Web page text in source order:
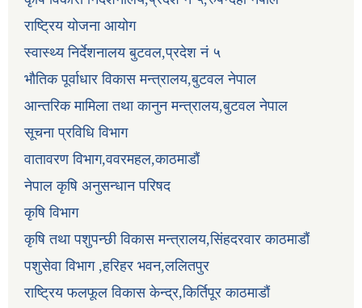
राष्ट्रिय योजना आयोग
स्वास्थ्य निर्देशनालय बुटवल,प्रदेश नं ५
भौतिक पूर्वाधार विकास मन्त्रालय,बुटवल नेपाल
आन्तरिक मामिला तथा कानुन मन्त्रालय,बुटवल नेपाल
सूचना प्रविधि विभाग
वातावरण विभाग,ववरमहल,काठमाडौं
नेपाल कृषि अनुसन्धान परिषद
कृषि विभाग
कृषि तथा पशुपन्छी विकास मन्त्रालय,सिंहदरवार काठमाडौं
पशुसेवा विभाग ,हरिहर भवन,ललितपुर
राष्ट्रिय फलफूल विकास केन्द्र,किर्तिपूर काठमाडौं